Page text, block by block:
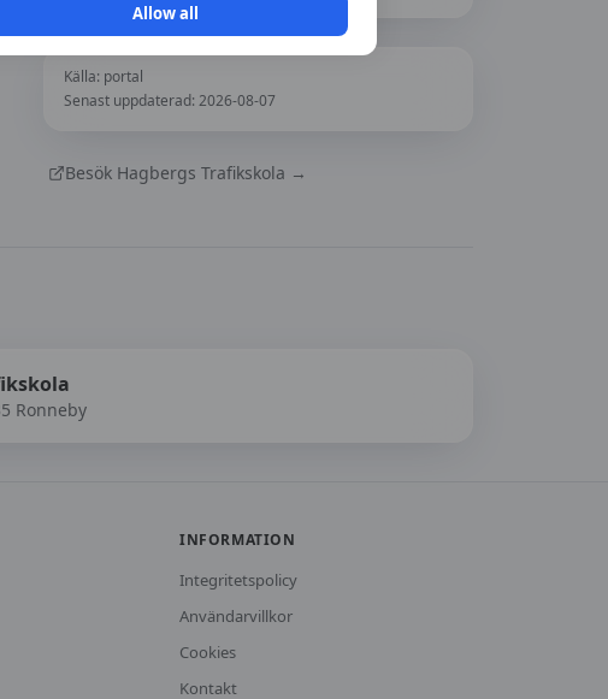
Källa: portal
Senast uppdaterad: 2026-08-07
Besök Hagbergs Trafikskola →
Ronneby
INFORMATION
Integritetspolicy
Användarvillkor
Cookies
Kontakt
Allow all